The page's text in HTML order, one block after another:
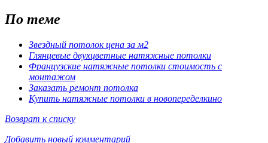
По теме
Звездный потолок цена за м2
Глянцевые двухцветные натяжные потолки
Французские натяжные потолки стоимость с
монтажом
Заказать ремонт потолка
Купить натяжные потолки в новопеределкино
Возврат к списку
Добавить новый комментарий